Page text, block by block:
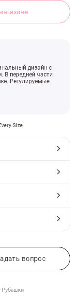
дизайн с
В передней части
Регулируемые
Size
вопрос
Рубашки